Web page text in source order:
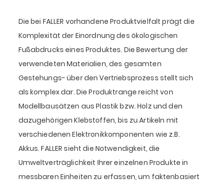
Die bei FALLER vorhandene Produktvielfalt prägt die
Komplexität der Einordnung des ökologischen
Fußabdrucks eines Produktes. Die Bewertung der
verwendeten Materialien, des gesamten
Gestehungs- über den Vertriebsprozess stellt sich
als komplex dar. Die Produktrange reicht von
Modellbausätzen aus Plastik bzw. Holz und den
dazugehörigen Klebstoffen, bis zu Artikeln mit
verschiedenen Elektronikkomponenten wie z.B.
Akkus. FALLER sieht die Notwendigkeit, die
Umweltverträglichkeit Ihrer einzelnen Produkte in
messbaren Einheiten zu erfassen, um faktenbasiert